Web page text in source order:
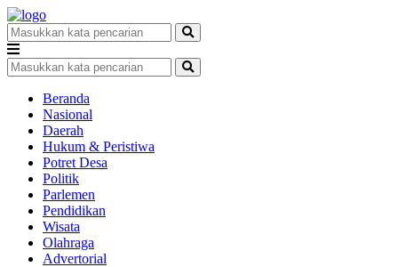
Beranda
Nasional
Daerah
Hukum & Peristiwa
Potret Desa
Politik
Parlemen
Pendidikan
Wisata
Olahraga
Advertorial